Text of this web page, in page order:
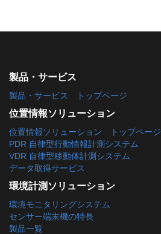
製品・サービス
製品・サービス トップページ
位置情報ソリューション
位置情報ソリューション トップページ
PDR 自律型行動情報計測システム
VDR 自律型移動体計測システム
データ取得サービス
環境計測ソリューション
環境モニタリングシステム
センサー端末機の特長
製品一覧